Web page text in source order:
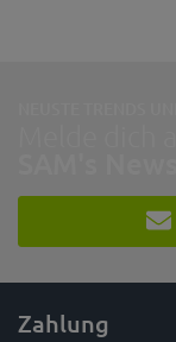
Zahlung